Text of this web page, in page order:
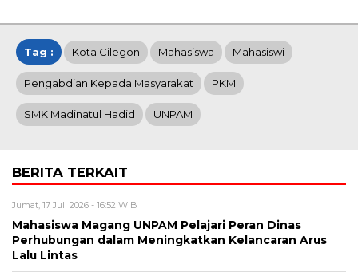
Tag : Kota Cilegon Mahasiswa Mahasiswi
Pengabdian Kepada Masyarakat PKM
SMK Madinatul Hadid UNPAM
BERITA TERKAIT
Jumat, 17 Juli 2026 - 16:52 WIB
Mahasiswa Magang UNPAM Pelajari Peran Dinas
Perhubungan dalam Meningkatkan Kelancaran Arus
Lalu Lintas